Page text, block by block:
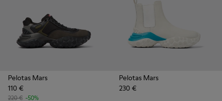
Pelotas Mars
110 €
220 € -50%
Pelotas Mars
230 €